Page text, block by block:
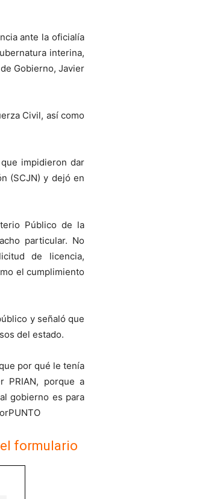
ante la oficialía
interina,
Gobierno, Javier
Civil, así como
impidieron dar
(SCJN) y dejó en
Público de la
particular. No
de licencia,
el cumplimiento
y señaló que
del estado.
por qué le tenía
PRIAN, porque a
gobierno es para
formulario